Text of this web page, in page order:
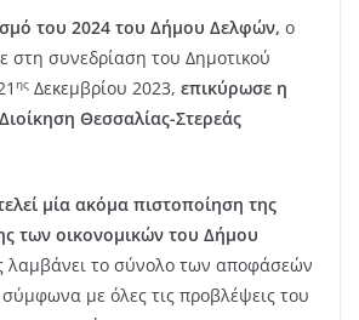
του 2024 του Δήμου Δελφών, ο
στη συνεδρίαση του Δημοτικού
ης Δεκεμβρίου 2023, επικύρωσε η
Θεσσαλίας-Στερεάς
μία ακόμα πιστοποίηση της
των οικονομικών του Δήμου
λαμβάνει το σύνολο των αποφάσεών
σύμφωνα με όλες τις προβλέψεις του